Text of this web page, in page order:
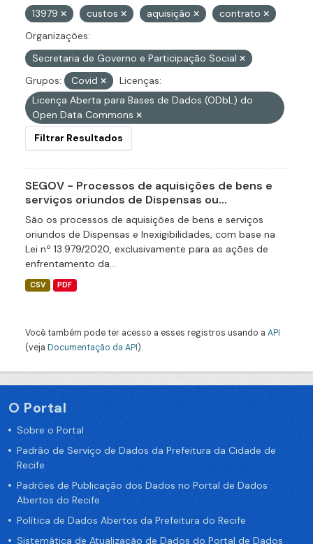
13979
custos aquisição
contrato
Organizações:
Secretaria de Governo e Participação Social
Grupos:
Covid
Licenças:
Licença Aberta para Bases de Dados (ODbL) do
Open Data Commons
Filtrar Resultados
SEGOV - Processos de aquisições de bens e
serviços oriundos de Dispensas ou...
São os processos de aquisições de bens e serviços
oriundos de Dispensas e Inexigibilidades, com base na
Lei nº 13.979/2020, exclusivamente para as ações de
enfrentamento da...
CSV PDF
Você também pode ter acesso a esses registros usando a API
(veja Documentação da API).
O Portal
Sobre o Portal
Padrão de Serviço de Dados da Prefeitura da Cidade de
Recife
Padrões de Publicação dos Dados no Portal de Dados
Abertos do Recife
Política de Dados Abertos da Prefeitura do Recife
Sistemática de Atualização de Dados do Portal de Dados